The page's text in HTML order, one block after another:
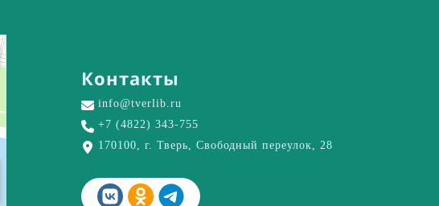
Контакты
info@tverlib.ru
+7 (4822) 343-755
170100, г. Тверь, Свободный переулок, 28